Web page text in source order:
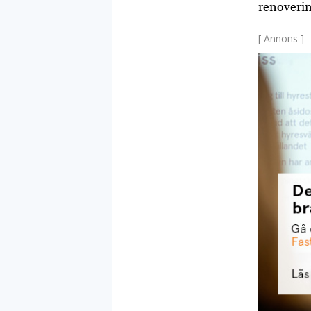
[ Annons ]